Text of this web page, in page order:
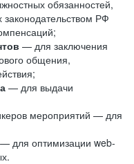
обязанностей,
РФ
— для заключения
общения,
— для выдачи
мероприятий — для
для оптимизации web-